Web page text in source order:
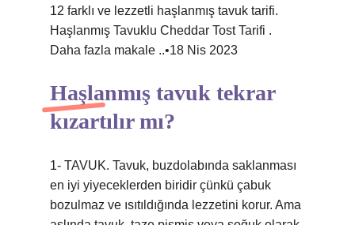
12 farklı ve lezzetli haşlanmış tavuk tarifi.
Haşlanmış Tavuklu Cheddar Tost Tarifi .
Daha fazla makale ..•18 Nis 2023
Haşlanmış tavuk tekrar
kızartılır mı?
1- TAVUK. Tavuk, buzdolabında saklanması
en iyi yiyeceklerden biridir çünkü çabuk
bozulmaz ve ısıtıldığında lezzetini korur. Ama